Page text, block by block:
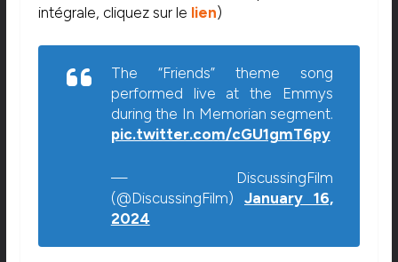
intégrale, cliquez sur le lien)
The “Friends” theme song
performed live at the Emmys
during the In Memorian segment.
pic.twitter.com/cGU1gmT6py
— DiscussingFilm
(@DiscussingFilm) January 16,
2024